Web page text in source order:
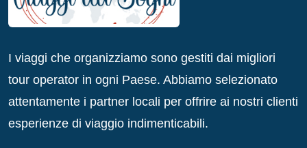
I viaggi che organizziamo sono gestiti dai migliori
tour operator in ogni Paese. Abbiamo selezionato
attentamente i partner locali per offrire ai nostri clienti
esperienze di viaggio indimenticabili.